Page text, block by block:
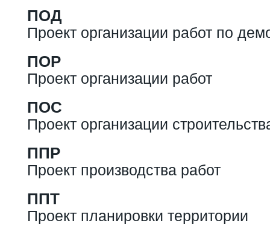
ПОД
Проект организации работ по
ПОР
Проект организации работ
ПОС
Проект организации
ППР
Проект производства работ
ППТ
Проект планировки территории